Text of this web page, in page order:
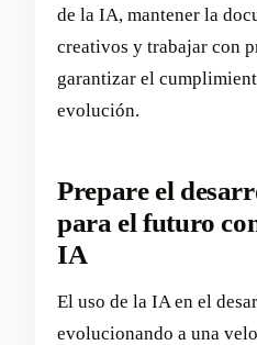
de la IA, mantener la
creativos y trabajar con
garantizar el
evolución.
Prepare el
para el futuro
IA
El uso de la IA en el
evolucionando a una